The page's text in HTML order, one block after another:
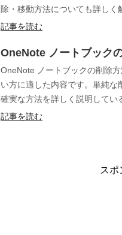
除・移動方法についても詳しく
記事を読む
OneNote ノートブック
OneNote ノートブックの削除
い方に適した内容です。単純
確実な方法を詳しく説明してい
記事を読む
スポ